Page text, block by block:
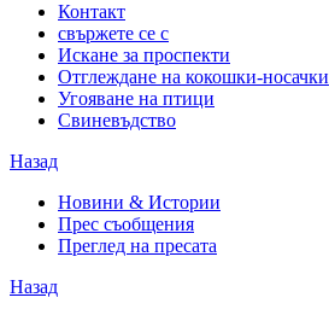
Контакт
свържете се с
Искане за проспекти
Отглеждане на кокошки-носачки
Угояване на птици
Свиневъдство
Назад
Новини & Истории
Прес съобщения
Преглед на пресата
Назад